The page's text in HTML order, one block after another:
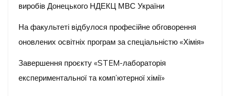
виробів Донецького НДЕКЦ МВС України
На факультеті відбулося професійне обговорення
оновлених освітніх програм за спеціальністю «Хімія»
Завершення проєкту «STEM-лабораторія
експериментальної та комп’ютерної хімії»